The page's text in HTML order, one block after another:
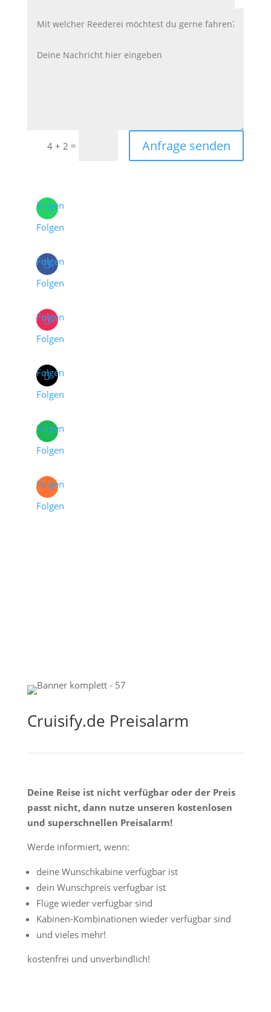
4 + 2 = Anfrage senden
Folgen
Folgen
Folgen
Folgen
Folgen
Folgen
Folgen
Folgen
Folgen
Folgen
Folgen
Folgen
Cruisify.de Preisalarm
Deine Reise ist nicht verfügbar oder der Preis
passt nicht, dann nutze unseren kostenlosen
und superschnellen Preisalarm!
Werde informiert, wenn:
deine Wunschkabine verfügbar ist
dein Wunschpreis verfügbar ist
Flüge wieder verfügbar sind
Kabinen-Kombinationen wieder verfügbar sind
und vieles mehr!
kostenfrei und unverbindlich!